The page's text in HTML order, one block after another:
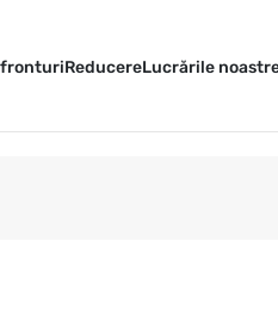
fronturiReducereLucrările